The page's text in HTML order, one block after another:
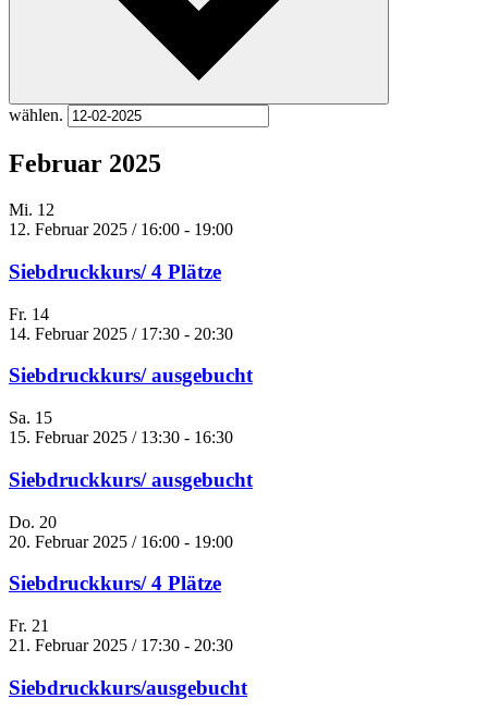
wählen.
Februar 2025
Mi. 12
12. Februar 2025 / 16:00 - 19:00
Siebdruckkurs/ 4 Plätze
Fr. 14
14. Februar 2025 / 17:30 - 20:30
Siebdruckkurs/ ausgebucht
Sa. 15
15. Februar 2025 / 13:30 - 16:30
Siebdruckkurs/ ausgebucht
Do. 20
20. Februar 2025 / 16:00 - 19:00
Siebdruckkurs/ 4 Plätze
Fr. 21
21. Februar 2025 / 17:30 - 20:30
Siebdruckkurs/ausgebucht